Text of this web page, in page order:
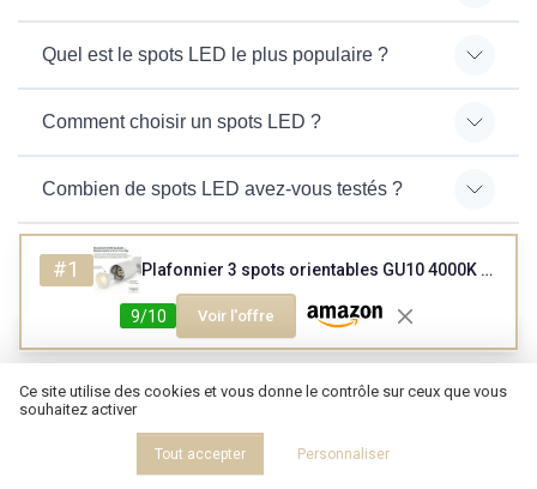
Quel est le spots LED le plus populaire ?
Comment choisir un spots LED ?
Combien de spots LED avez-vous testés ?
#1 Plafonnier 3 spots orientables GU10 4000K blanc
9/10
Voir l'offre
Claude
Recevez les dernières actualités de
Design Magazine
Ce site utilise des cookies et vous donne le contrôle sur ceux que vous
souhaitez activer
Tout accepter Personnaliser